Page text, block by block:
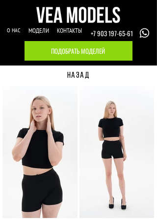
О НАС МОДЕЛИ КОНТАКТЫ
+7 903 197-65-61
ПОДОБРАТЬ МОДЕЛЕЙ
НАЗАД